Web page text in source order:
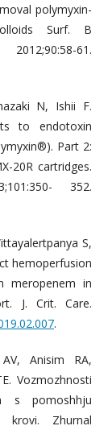
polymyxin-
Surf. B
61.
N, Ishii F.
to endotoxin
Part 2:
20R cartridges.
352.
S,
hemoperfusion
meropenem in
J. Crit. Care.
.
Anisim RA,
Vozmozhnosti
s pomoshhju
krovi. Zhurnal